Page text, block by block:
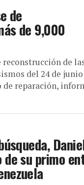
de
de 9,000
de
del 24 de
de reparación,
su primo